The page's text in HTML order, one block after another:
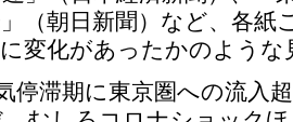
（朝日新聞）など、各紙
変化があったかのような
停滞期に東京圏への流入